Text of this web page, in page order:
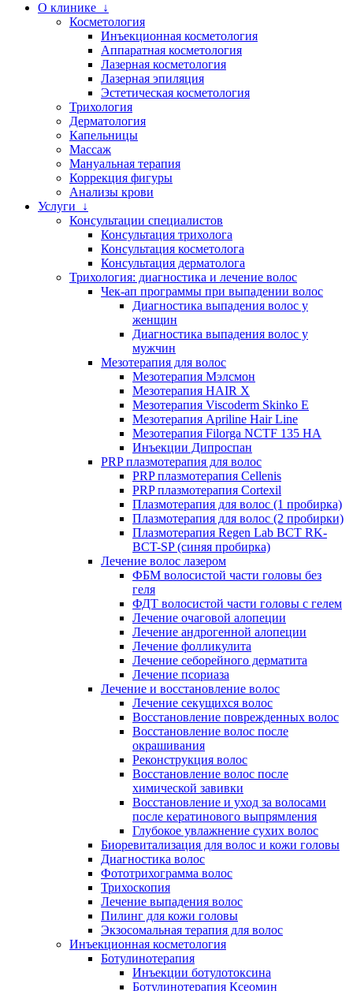
О клинике ↓
Косметология
Инъекционная косметология
Аппаратная косметология
Лазерная косметология
Лазерная эпиляция
Эстетическая косметология
Трихология
Дерматология
Капельницы
Массаж
Мануальная терапия
Коррекция фигуры
Анализы крови
Услуги ↓
Консультации специалистов
Консультация трихолога
Консультация косметолога
Консультация дерматолога
Трихология: диагностика и лечение волос
Чек-ап программы при выпадении волос
Диагностика выпадения волос у
женщин
Диагностика выпадения волос у
мужчин
Мезотерапия для волос
Мезотерапия Мэлсмон
Мезотерапия HAIR X
Мезотерапия Viscoderm Skinko E
Мезотерапия Apriline Hair Line
Мезотерапия Filorga NCTF 135 HA
Инъекции Дипроспан
PRP плазмотерапия для волос
PRP плазмотерапия Cellenis
PRP плазмотерапия Cortexil
Плазмотерапия для волос (1 пробирка)
Плазмотерапия для волос (2 пробирки)
Плазмотерапия Regen Lab BCT RK-
BCT-SP (синяя пробирка)
Лечение волос лазером
ФБМ волосистой части головы без
геля
ФДТ волосистой части головы с гелем
Лечение очаговой алопеции
Лечение андрогенной алопеции
Лечение фолликулита
Лечение себорейного дерматита
Лечение псориаза
Лечение и восстановление волос
Лечение секущихся волос
Восстановление поврежденных волос
Восстановление волос после
окрашивания
Реконструкция волос
Восстановление волос после
химической завивки
Восстановление и уход за волосами
после кератинового выпрямления
Глубокое увлажнение сухих волос
Биоревитализация для волос и кожи головы
Диагностика волос
Фототрихограмма волос
Трихоскопия
Лечение выпадения волос
Пилинг для кожи головы
Экзосомальная терапия для волос
Инъекционная косметология
Ботулинотерапия
Инъекции ботулотоксина
Ботулинотерапия Ксеомин